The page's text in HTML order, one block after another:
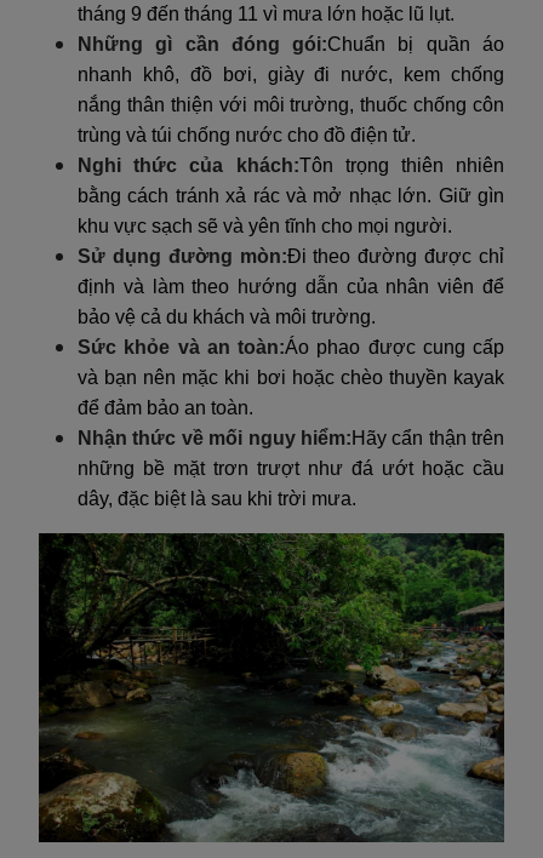
tháng 9 đến tháng 11 vì mưa lớn hoặc lũ lụt.
Những gì cần đóng gói:Chuẩn bị quần áo
nhanh khô, đồ bơi, giày đi nước, kem chống
nắng thân thiện với môi trường, thuốc chống côn
trùng và túi chống nước cho đồ điện tử.
Nghi thức của khách:Tôn trọng thiên nhiên
bằng cách tránh xả rác và mở nhạc lớn. Giữ gìn
khu vực sạch sẽ và yên tĩnh cho mọi người.
Sử dụng đường mòn:Đi theo đường được chỉ
định và làm theo hướng dẫn của nhân viên để
bảo vệ cả du khách và môi trường.
Sức khỏe và an toàn:Áo phao được cung cấp
và bạn nên mặc khi bơi hoặc chèo thuyền kayak
để đảm bảo an toàn.
Nhận thức về mối nguy hiểm: Hãy cẩn thận trên
những bề mặt trơn trượt như đá ướt hoặc cầu
dây, đặc biệt là sau khi trời mưa.